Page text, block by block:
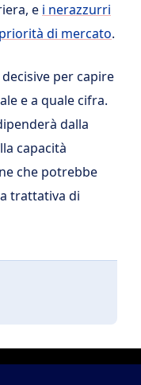
e i nerazzurri
di mercato.
per capire
e a quale cifra.
dalla
capacità
che potrebbe
trattativa di